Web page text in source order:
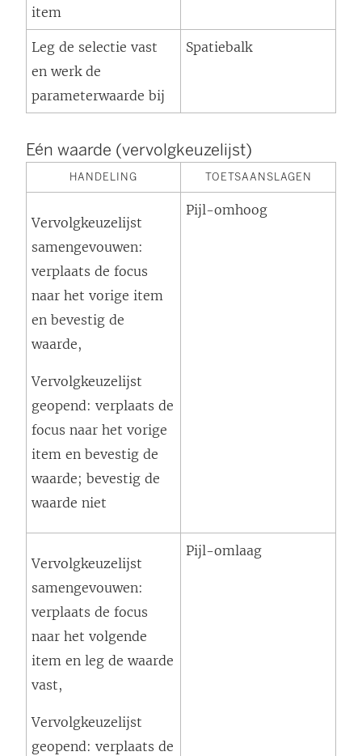
item
Leg de selectie vast
en werk de
parameterwaarde bij
Spatiebalk
Eén waarde (vervolgkeuzelijst)
HANDELING TOETSAANSLAGEN
Vervolgkeuzelijst
samengevouwen:
verplaats de focus
naar het vorige item
en bevestig de
waarde,
Vervolgkeuzelijst
geopend: verplaats de
focus naar het vorige
item en bevestig de
waarde; bevestig de
waarde niet
Pijl-omhoog
Vervolgkeuzelijst
samengevouwen:
verplaats de focus
naar het volgende
item en leg de waarde
vast,
Vervolgkeuzelijst
geopend: verplaats de
Pijl-omlaag